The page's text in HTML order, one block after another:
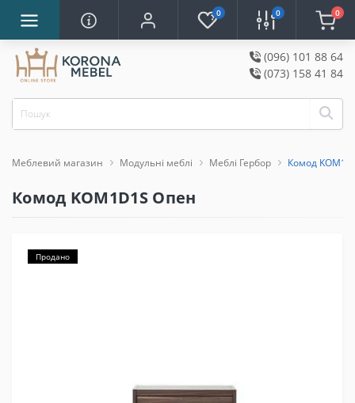
0 0 0
(096) 101 88 64
(073) 158 41 84
Меблевий магазин Модульні меблі Меблі Гербор Комод
Комод KOM1D1S Опен
Продано